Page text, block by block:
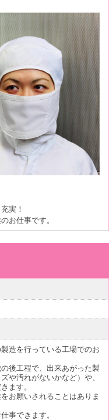
実！
お仕事です。
造を行っている工場でのお
後工程で、出来あがった製
や汚れがないかなど）や、
ます。
お願いされることはありま
事できます。